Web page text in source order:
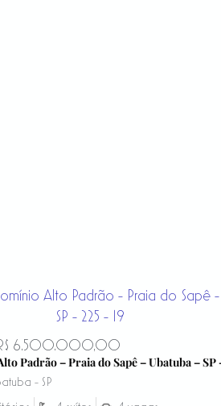
R$ 6.500.000,00
Padrão – Praia do Sapê – Ubatuba – SP
- SP